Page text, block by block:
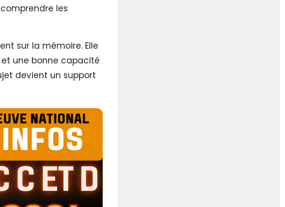
les
sur la mémoire. Elle
une bonne capacité
devient un support